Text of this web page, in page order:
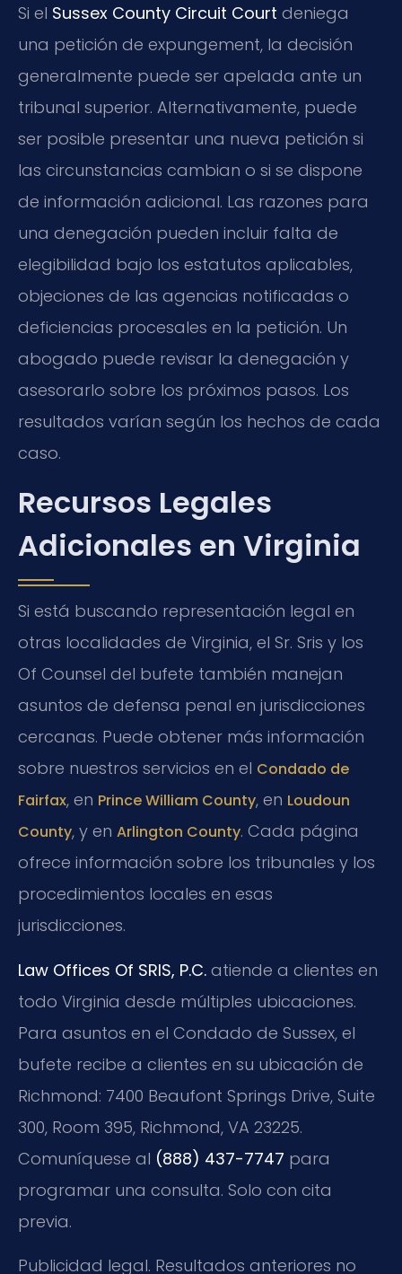
Si el Sussex County Circuit Court deniega
una petición de expungement, la decisión
generalmente puede ser apelada ante un
tribunal superior. Alternativamente, puede
ser posible presentar una nueva petición si
las circunstancias cambian o si se dispone
de información adicional. Las razones para
una denegación pueden incluir falta de
elegibilidad bajo los estatutos aplicables,
objeciones de las agencias notificadas o
deficiencias procesales en la petición. Un
abogado puede revisar la denegación y
asesorarlo sobre los próximos pasos. Los
resultados varían según los hechos de cada
caso.
Recursos Legales
Adicionales en Virginia
Si está buscando representación legal en
otras localidades de Virginia, el Sr. Sris y los
Of Counsel del bufete también manejan
asuntos de defensa penal en jurisdicciones
cercanas. Puede obtener más información
sobre nuestros servicios en el Condado de
Fairfax, en Prince William County, en Loudoun
County, y en Arlington County. Cada página
ofrece información sobre los tribunales y los
procedimientos locales en esas
jurisdicciones.
Law Offices Of SRIS, P.C. atiende a clientes en
todo Virginia desde múltiples ubicaciones.
Para asuntos en el Condado de Sussex, el
bufete recibe a clientes en su ubicación de
Richmond: 7400 Beaufont Springs Drive, Suite
300, Room 395, Richmond, VA 23225.
Comuníquese al (888) 437-7747 para
programar una consulta. Solo con cita
previa.
Publicidad legal. Resultados anteriores no